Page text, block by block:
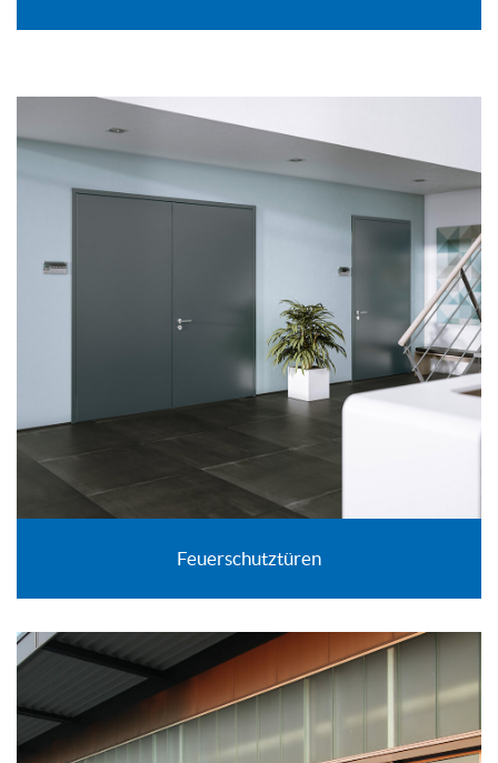
Feuerschutztüren